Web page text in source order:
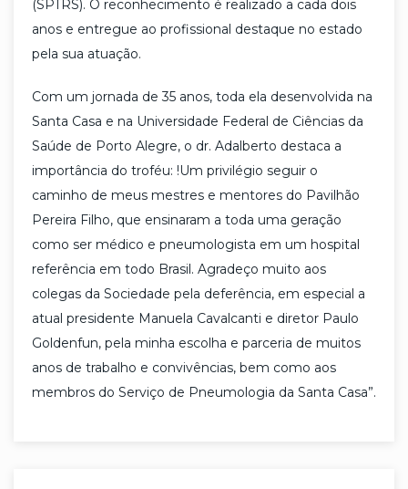
(SPTRS). O reconhecimento é realizado a cada dois
anos e entregue ao profissional destaque no estado
pela sua atuação.
Com um jornada de 35 anos, toda ela desenvolvida na
Santa Casa e na Universidade Federal de Ciências da
Saúde de Porto Alegre, o dr. Adalberto destaca a
importância do troféu: !Um privilégio seguir o
caminho de meus mestres e mentores do Pavilhão
Pereira Filho, que ensinaram a toda uma geração
como ser médico e pneumologista em um hospital
referência em todo Brasil. Agradeço muito aos
colegas da Sociedade pela deferência, em especial a
atual presidente Manuela Cavalcanti e diretor Paulo
Goldenfun, pela minha escolha e parceria de muitos
anos de trabalho e convivências, bem como aos
membros do Serviço de Pneumologia da Santa Casa”.